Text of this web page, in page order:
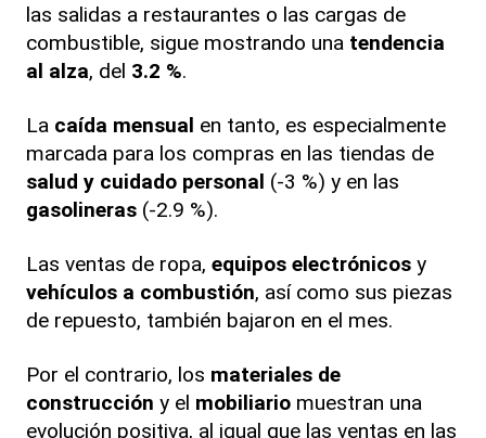
las salidas a restaurantes o las cargas de
combustible, sigue mostrando una tendencia
al alza, del 3.2 %.
La caída mensual en tanto, es especialmente
marcada para los compras en las tiendas de
salud y cuidado personal (-3 %) y en las
gasolineras (-2.9 %).
Las ventas de ropa, equipos electrónicos y
vehículos a combustión, así como sus piezas
de repuesto, también bajaron en el mes.
Por el contrario, los materiales de
construcción y el mobiliario muestran una
evolución positiva, al igual que las ventas en las